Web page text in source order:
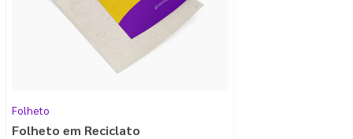
Folheto
Folheto em Reciclato